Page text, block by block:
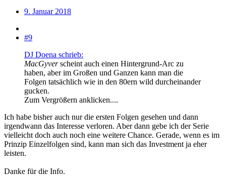
9. Januar 2018
#9
DJ Doena schrieb:
MacGyverscheint auch einen Hintergrund-Arc zu
haben, aber im Großen und Ganzen kann man die
Folgen tatsächlich wie in den 80ern wild durcheinander
gucken.
Zum Vergrößern anklicken....
Ich habe bisher auch nur die ersten Folgen gesehen und dann
irgendwann das Interesse verloren. Aber dann gebe ich der Serie
vielleicht doch auch noch eine weitere Chance. Gerade, wenn es im
Prinzip Einzelfolgen sind, kann man sich das Investment ja eher
leisten.
Danke für die Info.